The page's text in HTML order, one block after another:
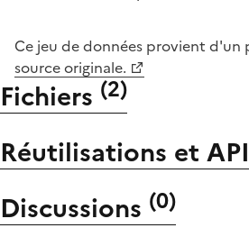
Ce jeu de données provient d'un
source originale.
Fichiers (2)
Réutilisations et API
Discussions (0)